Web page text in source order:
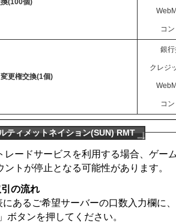
(100個)
コ
更権交換(1個)
銀
クレジ
コ
ティメットネイション(SUN) RMT
レードサービスを利用する場合、ゲー
ントが停止となる可能性があります。
の流れ
にあるご希望サーバーの口数入力欄に
ボタンを押してください。